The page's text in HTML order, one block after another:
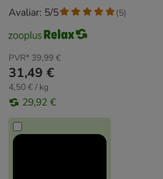
PVR* 39,99 €
31,49 €
4,50 € / kg
29,92 €
Avaliar: 5/5 (5)